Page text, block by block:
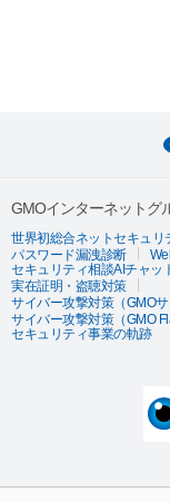
GMOインターネットグ
世界初総合ネットセキュリ
パスワード漏洩診断
セキュリティ相談AIチャッ
実在証明・盗聴対策
サイバー攻撃対策（GMO
サイバー攻撃対策（GMO
セキュリティ事業の軌跡